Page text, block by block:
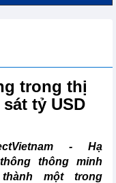
trong thị
tỷ USD
- Hạ
thông minh
một trong